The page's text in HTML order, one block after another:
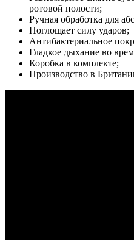
ротовой полости;
Ручная обработка для
Поглощает силу ударов;
Антибактериальное
Гладкое дыхание во
Коробка в комплекте;
Производство в